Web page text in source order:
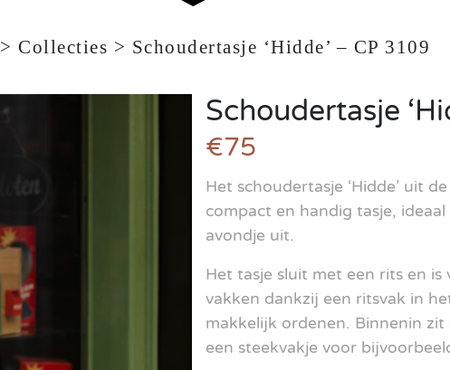
>Collecties > Schoudertasje ‘Hidde’ – CP 3109
Schoudertasje
€75
Het schoudertasje ‘Hidde’ uit
compact en handig tasje,
avondje uit.
Het tasje sluit met een rits en
vakken dankzij een ritsvak in
makkelijk ordenen. Binnenin
een steekvakje voor